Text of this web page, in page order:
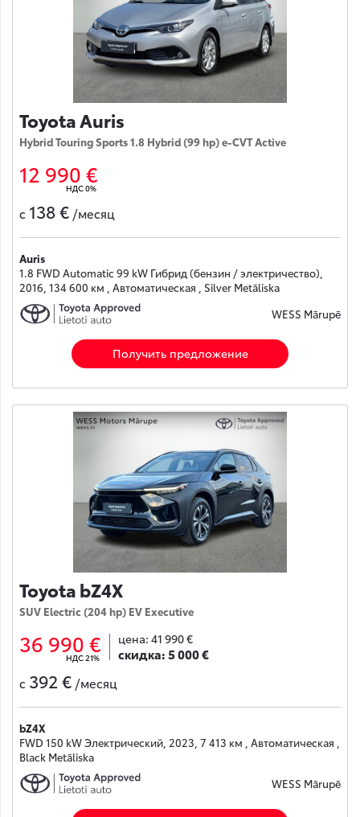
Toyota Auris
Hybrid Touring Sports 1.8 Hybrid (99 hp) e-CVT Active
12 990 €
НДС 0%
с 138 € /месяц
Auris
1.8 FWD Automatic 99 kW Гибрид (бензин / электричество),
2016, 134 600 км , Автоматическая , Silver Metāliska
WESS Mārupē
Получить предложение
Toyota bZ4X
SUV Electric (204 hp) EV Executive
36 990 €
НДС 21%
цена: 41 990 €
скидка:5 000 €
с 392 € /месяц
bZ4X
FWD 150 kW Электрический, 2023, 7 413 км , Автоматическая ,
Black Metāliska
WESS Mārupē